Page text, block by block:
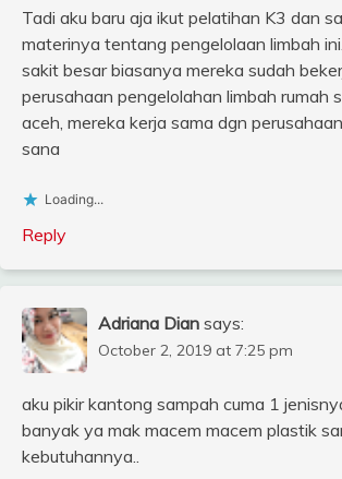
Tadi aku baru aja ikut pelatihan K3 dan
materinya tentang pengelolaan limbah
sakit besar biasanya mereka sudah
perusahaan pengelolahan limbah rumah
aceh, mereka kerja sama dgn
sana
Loading...
Reply
Adriana Dian says:
October 2, 2019 at 7:25 pm
aku pikir kantong sampah cuma 1
banyak ya mak macem macem plastik
kebutuhannya..